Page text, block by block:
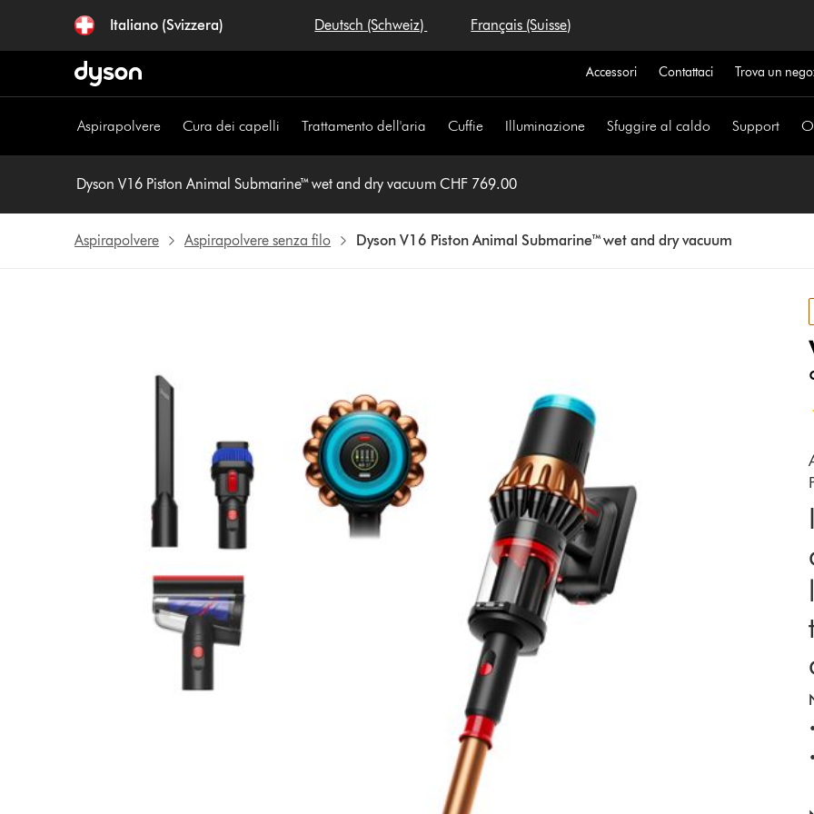
navigazione
Italiano (Svizzera) Deutsch (Schweiz) Français (Suisse)
Accessori Contattaci Trova un
Aspirapolvere Cura dei capelli Trattamento dell'aria Cuffie Illuminazione Sfuggire al caldo Support
Dyson V16 Piston Animal Submarine™ wet and dry vacuum CHF 769.00
Aspirapolvere Aspirapolvere senza filo Dyson V16 Piston Animal Submarine™ wet and dry vacuum